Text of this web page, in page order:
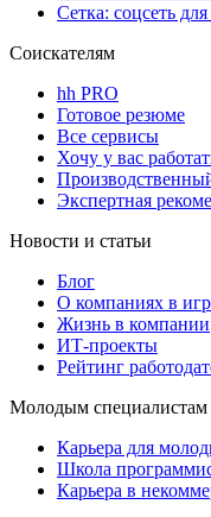
Сетка: соцсеть
Соискателям
hh PRO
Готовое резюме
Все сервисы
Хочу у вас
Экспертная
Новости и статьи
Блог
О компаниях в
Жизнь в компании
ИТ-проекты
Рейтинг
Молодым специалистам
Карьера для
Школа
Карьера в